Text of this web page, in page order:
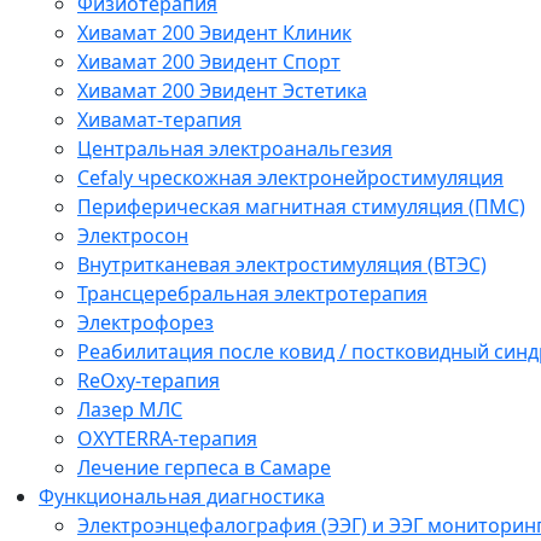
Хивамат 200 Эвидент Клиник
Хивамат 200 Эвидент Спорт
Хивамат 200 Эвидент Эстетика
Хивамат-терапия
Центральная электроанальгезия
Cefaly чреcкожная электронейростимуляция
Периферическая магнитная стимуляция (ПМС)
Электросон
Внутритканевая электростимуляция (ВТЭС)
Трансцеребральная электротерапия
Электрофорез
Реабилитация после ковид / постковидный
ReOxy-терапия
Лазер МЛС
OXYTERRA-терапия
Лечение герпеса в Самаре
Функциональная диагностика
Электроэнцефалография (ЭЭГ) и ЭЭГ